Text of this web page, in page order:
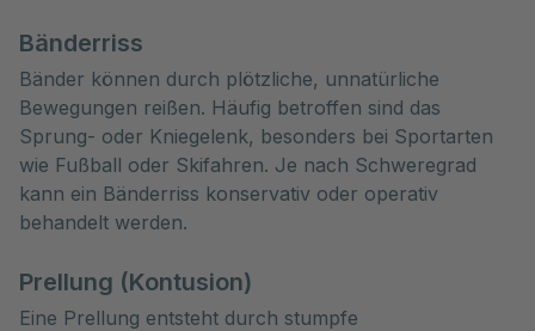
Bänderriss
Bänder können durch plötzliche, unnatürliche
Bewegungen reißen. Häufig betroffen sind das
Sprung- oder Kniegelenk, besonders bei Sportarten
wie Fußball oder Skifahren. Je nach Schweregrad
kann ein Bänderriss konservativ oder operativ
behandelt werden.
Prellung (Kontusion)
Eine Prellung entsteht durch stumpfe